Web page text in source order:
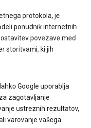
protokola, je
ponudnik internetnih
povezave med
storitvami, ki jih
Google uporablja
zagotavljanje
ustreznih rezultatov,
varovanje vašega